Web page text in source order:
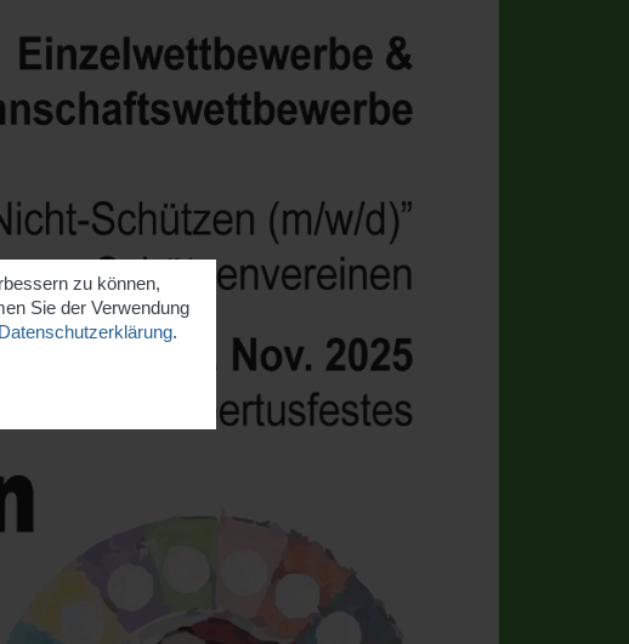
zu können,
Sie der Verwendung
Datenschutzerklärung.